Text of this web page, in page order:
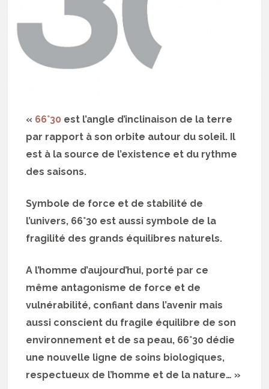
« 66°30 est l’angle d’inclinaison de la terre
par rapport à son orbite autour du soleil. Il
est à la source de l’existence et du rythme
des saisons.
Symbole de force et de stabilité de
l’univers, 66°30 est aussi symbole de la
fragilité des grands équilibres naturels.
A l’homme d’aujourd’hui, porté par ce
même antagonisme de force et de
vulnérabilité, confiant dans l’avenir mais
aussi conscient du fragile équilibre de son
environnement et de sa peau, 66°30 dédie
une nouvelle ligne de soins biologiques,
respectueux de l’homme et de la nature… »